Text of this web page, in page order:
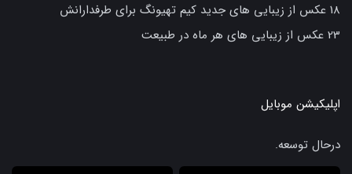
18 عکس از زیبایی های جدید کیم تهیونگ برای طرفدارانش
23 عکس از زیبایی های هر ماه در طبیعت
اپلیکیشن موبایل
درحال توسعه.